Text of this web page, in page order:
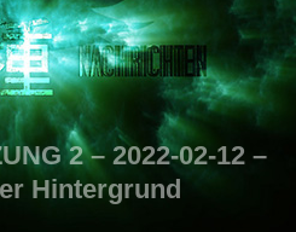
2 – 2022-02-12 –
Hintergrund